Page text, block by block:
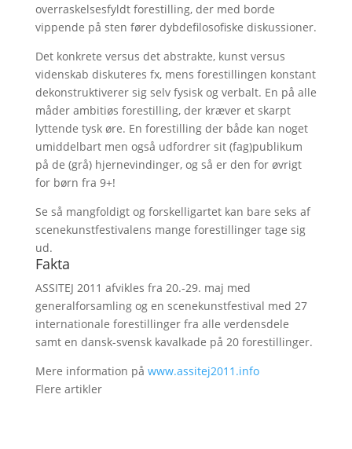
overraskelsesfyldt forestilling, der med borde
vippende på sten fører dybdefilosofiske diskussioner.
Det konkrete versus det abstrakte, kunst versus
videnskab diskuteres fx, mens forestillingen konstant
dekonstruktiverer sig selv fysisk og verbalt. En på alle
måder ambitiøs forestilling, der kræver et skarpt
lyttende tysk øre. En forestilling der både kan noget
umiddelbart men også udfordrer sit (fag)publikum
på de (grå) hjernevindinger, og så er den for øvrigt
for børn fra 9+!
Se så mangfoldigt og forskelligartet kan bare seks af
scenekunstfestivalens mange forestillinger tage sig
ud.
Fakta
ASSITEJ 2011 afvikles fra 20.-29. maj med
generalforsamling og en scenekunstfestival med 27
internationale forestillinger fra alle verdensdele
samt en dansk-svensk kavalkade på 20 forestillinger.
Mere information på www.assitej2011.info
Flere artikler